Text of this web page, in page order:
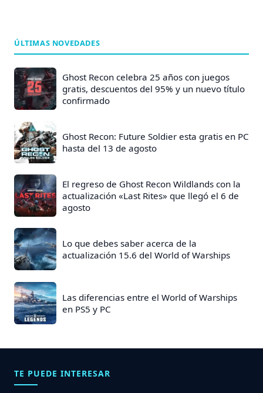
d
e
E
n
t
a
d
a
s
:
ÚLTIMAS NOVEDADES
Ghost Recon celebra 25 años con juegos
gratis, descuentos del 95% y un nuevo título
confirmado
Ghost Recon: Future Soldier esta gratis en PC
hasta del 13 de agosto
El regreso de Ghost Recon Wildlands con la
actualización «Last Rites» que llegó el 6 de
agosto
Lo que debes saber acerca de la
actualización 15.6 del World of Warships
Las diferencias entre el World of Warships
en PS5 y PC
TE PUEDE INTERESAR